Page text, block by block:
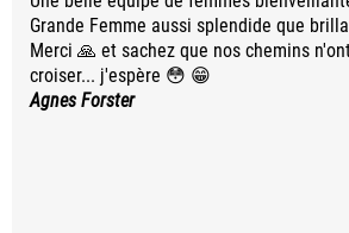
Grande Femme aussi splendide que
Merci 🙏 et sachez que nos chemins
croiser... j'espère 😳 😁
Agnes Forster